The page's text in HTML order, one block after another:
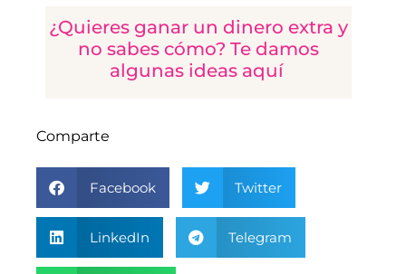
¿Quieres ganar un dinero extra y
no sabes cómo? Te damos
algunas ideas aquí
Comparte
Facebook Twitter
LinkedIn Telegram